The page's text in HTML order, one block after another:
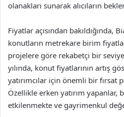
olanakları sunarak alıcıların
Fiyatlar açısından bakıldığında,
konutların metrekare birim
projelere göre rekabetçi bir
yılında, konut fiyatlarının artış
yatırımcılar için önemli bir fırsat
Özellikle erken yatırım yapanlar,
etkilenmekte ve gayrimenkul